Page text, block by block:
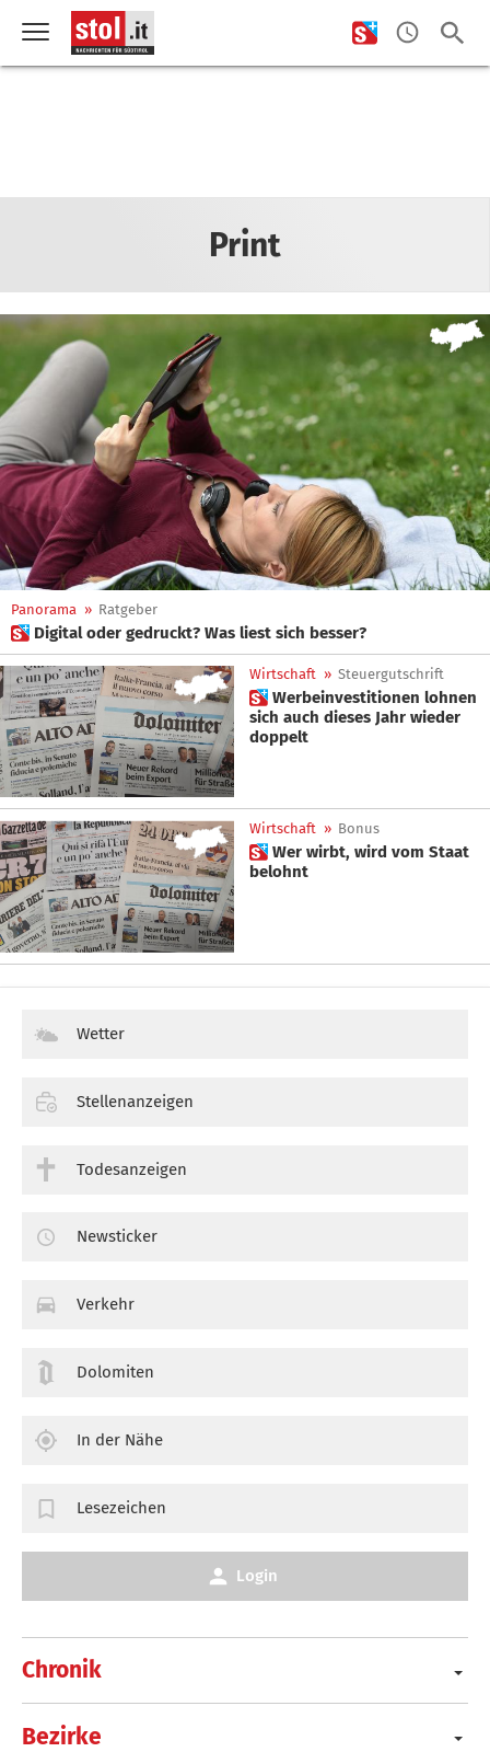
Print
Panorama » Ratgeber
 Digital oder gedruckt? Was liest sich besser?
Wirtschaft » Steuergutschrift
 Werbeinvestitionen lohnen
sich auch dieses Jahr wieder
doppelt
Wirtschaft » Bonus
 Wer wirbt, wird vom Staat
belohnt
Chronik
Bezirke
Wetter
Stellenanzeigen
Todesanzeigen
Newsticker
Verkehr
Dolomiten
In der Nähe
Lesezeichen
Login